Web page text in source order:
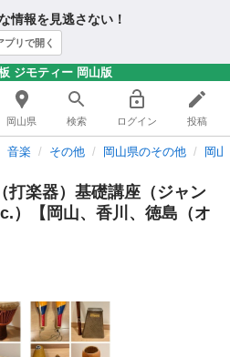
情報を見逃さない！
プリで開く
ジモティー 岡山版
岡山県 検索 ログイン 投稿
音楽 その他 岡山県のその他 岡
楽器）基礎講座（ジャン
）【岡山、香川、徳島（オ